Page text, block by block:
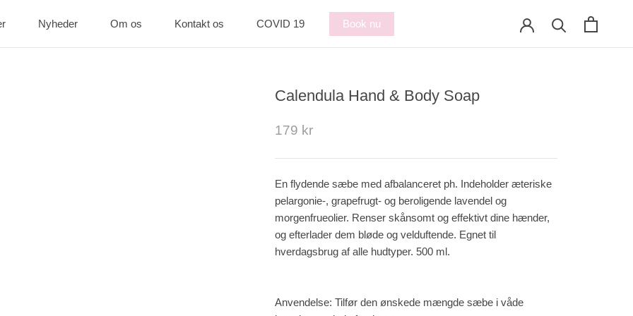
Nyheder
Om os
Kontakt os
COVID 19
Book nu
Calendula Hand & Body Soap
179 kr
En flydende sæbe med afbalanceret ph. Indeholder æteriske
pelargonie-, grapefrugt- og beroligende lavendel og
morgenfrueolier. Renser skånsomt og effektivt dine hænder,
og efterlader dem bløde og velduftende. Egnet til
hverdagsbrug af alle hudtyper. 500 ml.
Anvendelse: Tilfør den ønskede mængde sæbe i våde